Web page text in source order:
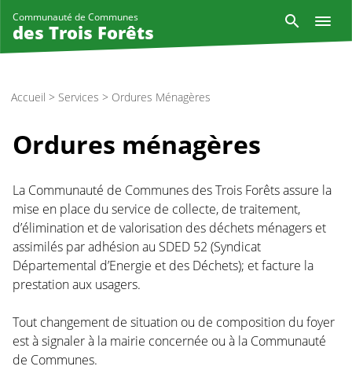
Communauté de Communes
des Trois Forêts
Accueil > Services > Ordures Ménagères
Ordures ménagères
La Communauté de Communes des Trois Forêts assure la
mise en place du service de collecte, de traitement,
d’élimination et de valorisation des déchets ménagers et
assimilés par adhésion au SDED 52 (Syndicat
Départemental d’Energie et des Déchets); et facture la
prestation aux usagers.
Tout changement de situation ou de composition du foyer
est à signaler à la mairie concernée ou à la Communauté
de Communes.